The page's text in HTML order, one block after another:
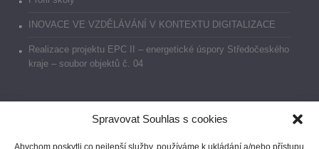
Spravovat Souhlas s cookies
Abychom poskytli co nejlepší služby, používáme k ukládání a/nebo přístupu
INOVACE VE VZDĚLÁVÁNÍ V KONTEXTU DIGITALIZACE
Realizace projektu EPC II – energetické úspory Středočeského
kraje – soubor objektů č. 04